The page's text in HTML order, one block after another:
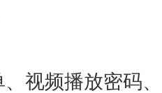
频播放密码、